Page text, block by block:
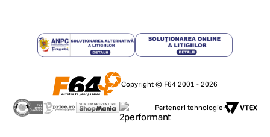
Copyright © F64 2001 - 2026
Parteneri tehnologie: